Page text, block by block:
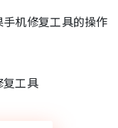
机修复工具的操作
复工具